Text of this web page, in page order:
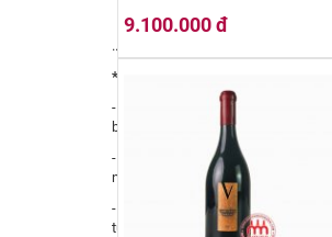
* Đặc điểm sản phẩm:
- Rượu vang đỏ Trumpeter
bán ra thị trường.
- Hương thơm là sự kết hợp
ngào. Tannin mềm mại mượt mà,
- Kết hợp với các món như thịt bò,
tủ lạnh.
9.100.000 đ